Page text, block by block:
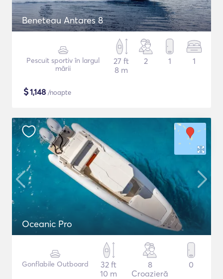
Beneteau Antares 8
Pescuit sportiv în largul
mării
27 ft
8 m
2 1 1
$1,148 /noapte
Oceanic Pro
Gonflabile Outboard
32 ft
10 m
8
Croazieră
0